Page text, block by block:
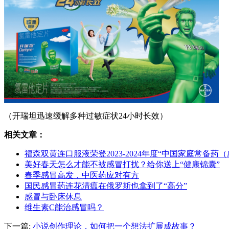
（开瑞坦迅速缓解多种过敏症状24小时长效）
相关文章：
福森双黄连口服液荣登2023-2024年度“中国家庭常备药
美好春天怎么才能不被感冒打扰？给你送上“健康锦囊”
春季感冒高发，中医药应对有方
国民感冒药连花清瘟在俄罗斯也拿到了“高分”
感冒与卧床休息
维生素C能治感冒吗？
下一篇: 小说创作理论，如何把一个想法扩展成故事？